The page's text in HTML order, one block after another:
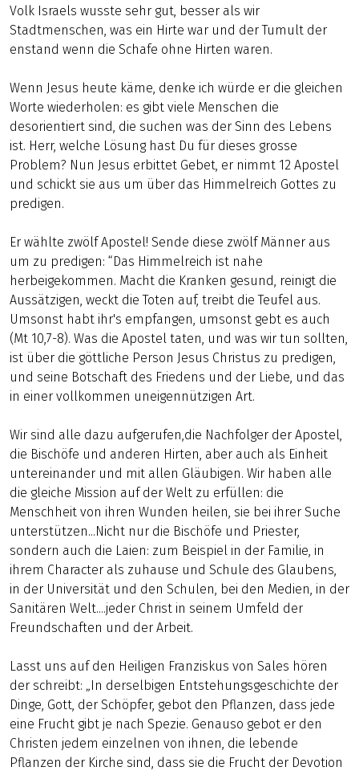
Volk Israels wusste sehr gut, besser als wir
Stadtmenschen, was ein Hirte war und der Tumult der
enstand wenn die Schafe ohne Hirten waren.
Wenn Jesus heute käme, denke ich würde er die gleichen
Worte wiederholen: es gibt viele Menschen die
desorientiert sind, die suchen was der Sinn des Lebens
ist. Herr, welche Lösung hast Du für dieses grosse
Problem? Nun Jesus erbittet Gebet, er nimmt 12 Apostel
und schickt sie aus um über das Himmelreich Gottes zu
predigen.
Er wählte zwölf Apostel! Sende diese zwölf Männer aus
um zu predigen: “Das Himmelreich ist nahe
herbeigekommen. Macht die Kranken gesund, reinigt die
Aussätzigen, weckt die Toten auf, treibt die Teufel aus.
Umsonst habt ihr's empfangen, umsonst gebt es auch
(Mt 10,7-8). Was die Apostel taten, und was wir tun sollten,
ist über die göttliche Person Jesus Christus zu predigen,
und seine Botschaft des Friedens und der Liebe, und das
in einer vollkommen uneigennützigen Art.
Wir sind alle dazu aufgerufen,die Nachfolger der Apostel,
die Bischöfe und anderen Hirten, aber auch als Einheit
untereinander und mit allen Gläubigen. Wir haben alle
die gleiche Mission auf der Welt zu erfüllen: die
Menschheit von ihren Wunden heilen, sie bei ihrer Suche
unterstützen...Nicht nur die Bischöfe und Priester,
sondern auch die Laien: zum Beispiel in der Familie, in
ihrem Character als zuhause und Schule des Glaubens,
in der Universität und den Schulen, bei den Medien, in der
Sanitären Welt....jeder Christ in seinem Umfeld der
Freundschaften und der Arbeit.
Lasst uns auf den Heiligen Franziskus von Sales hören
der schreibt: „In derselbigen Entstehungsgeschichte der
Dinge, Gott, der Schöpfer, gebot den Pflanzen, dass jede
eine Frucht gibt je nach Spezie. Genauso gebot er den
Christen jedem einzelnen von ihnen, die lebende
Pflanzen der Kirche sind, dass sie die Frucht der Devotion